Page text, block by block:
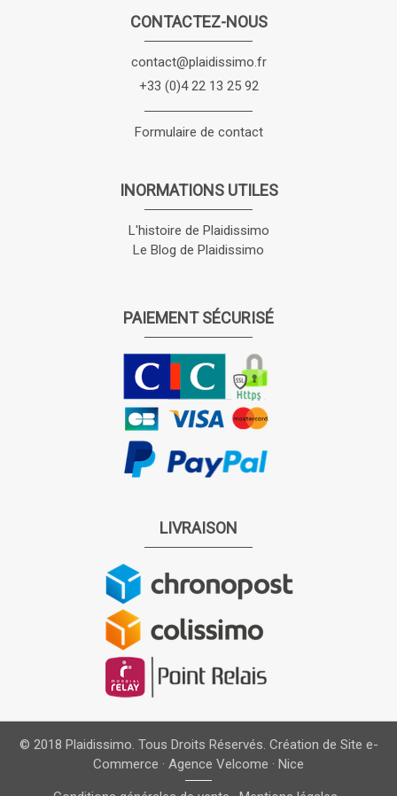
CONTACTEZ-NOUS
contact@plaidissimo.fr
+33 (0)4 22 13 25 92
Formulaire de contact
INORMATIONS UTILES
L'histoire de Plaidissimo
Le Blog de Plaidissimo
PAIEMENT SÉCURISÉ
LIVRAISON
© 2018 Plaidissimo. Tous Droits Réservés. Création de Site e-
Commerce · Agence Velcome · Nice